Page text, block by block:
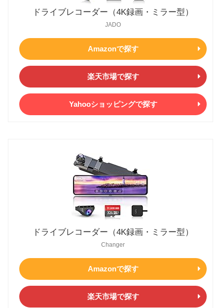
ドライブレコーダー（4K録画・ミラー型）
JADO
Amazonで探す
楽天市場で探す
Yahooショッピングで探す
ドライブレコーダー（4K録画・ミラー型）
Changer
Amazonで探す
楽天市場で探す